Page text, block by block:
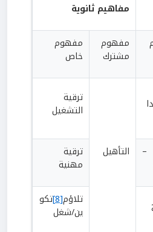
مفاهيم ثانوية
مفهوم
مشترك
مفهوم
خاص
التأهيل
ترقية
التشغيل
–
ترقية
مهنية
تلاؤم[8] تكو
ين/شغل